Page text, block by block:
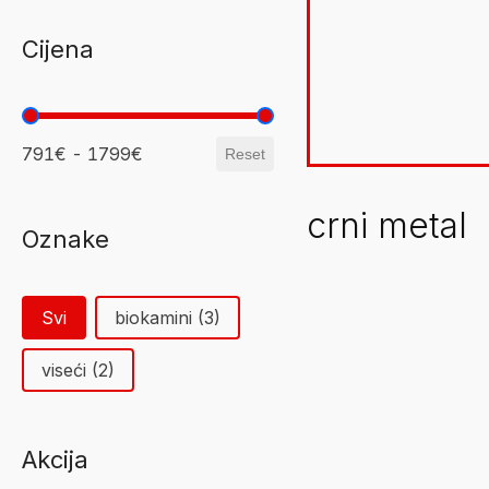
Cijena
791€ - 1799€ Reset
Oznake
Svi biokamini (3)
viseći (2)
Akcija